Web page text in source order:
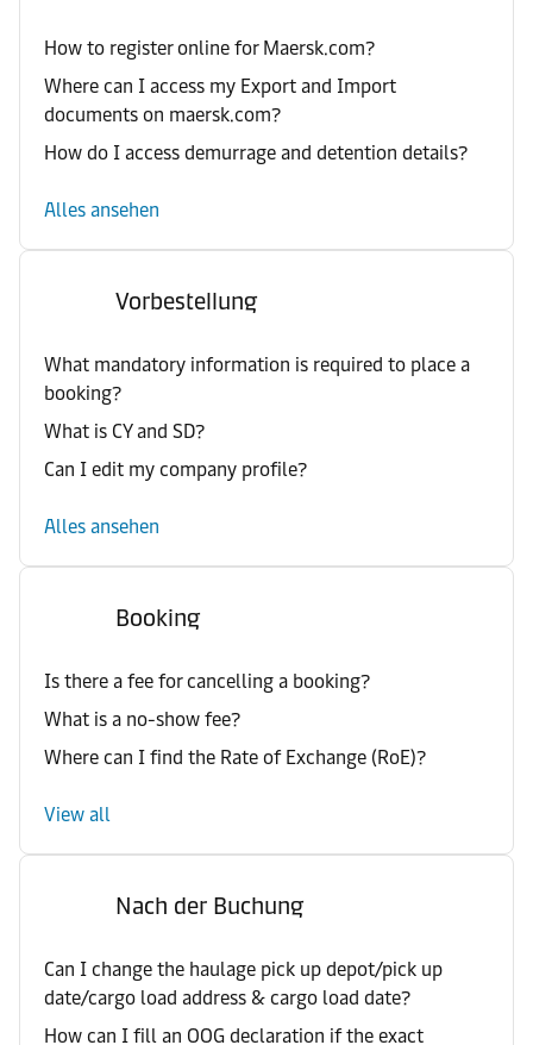
How to register online for Maersk.com?
Where can I access my Export and Import
documents on maersk.com?
How do I access demurrage and detention details?
Alles ansehen
Vorbestellung
What mandatory information is required to place a
booking?
What is CY and SD?
Can I edit my company profile?
Alles ansehen
Booking
Is there a fee for cancelling a booking?
What is a no-show fee?
Where can I find the Rate of Exchange (RoE)?
View all
Nach der Buchung
Can I change the haulage pick up depot/pick up
date/cargo load address & cargo load date?
How can I fill an OOG declaration if the exact